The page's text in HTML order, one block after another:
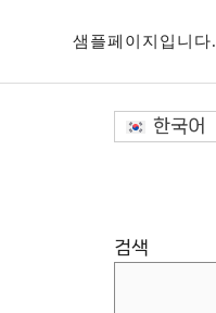
샘플페이지입니다.
한국어
검색